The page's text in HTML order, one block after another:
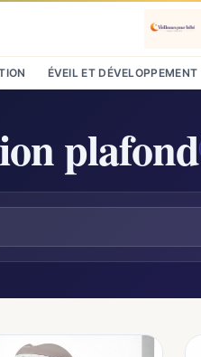
ÉVEIL ET DÉVELOPPEMENT
plafond